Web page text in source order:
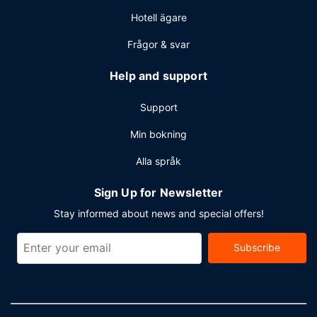
Hotell ägare
Frågor & svar
Help and support
Support
Min bokning
Alla språk
Sign Up for Newsletter
Stay informed about news and special offers!
Subscribe